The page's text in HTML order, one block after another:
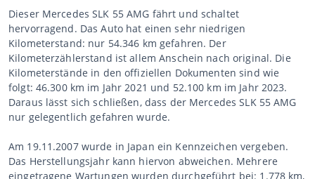
Dieser Mercedes SLK 55 AMG fährt und schaltet
hervorragend. Das Auto hat einen sehr niedrigen
Kilometerstand: nur 54.346 km gefahren. Der
Kilometerzählerstand ist allem Anschein nach original. Die
Kilometerstände in den offiziellen Dokumenten sind wie
folgt: 46.300 km im Jahr 2021 und 52.100 km im Jahr 2023.
Daraus lässt sich schließen, dass der Mercedes SLK 55 AMG
nur gelegentlich gefahren wurde.
Am 19.11.2007 wurde in Japan ein Kennzeichen vergeben.
Das Herstellungsjahr kann hiervon abweichen. Mehrere
eingetragene Wartungen wurden durchgeführt bei: 1.778 km,